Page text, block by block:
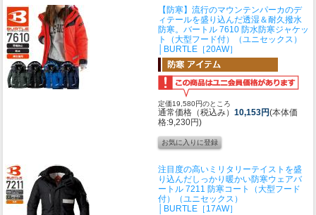
【防寒】流行のマウンテンパーカのデ
ィテールを盛り込んだ透湿＆耐久撥水
防寒。 バートル 7610 防水防寒ジャケッ
ト（大型フード付）（ユニセックス）
│BURTLE［20AW］
定価19,580円のところ
通常価格（税込み） 10,153円(本体価
格:9,230円)
注目度の高いミリタリーテイストを盛
り込んだしっかり暖かい防寒ウェアバ
ートル 7211 防寒コート（大型フード
付）（ユニセックス）
│BURTLE［17AW］